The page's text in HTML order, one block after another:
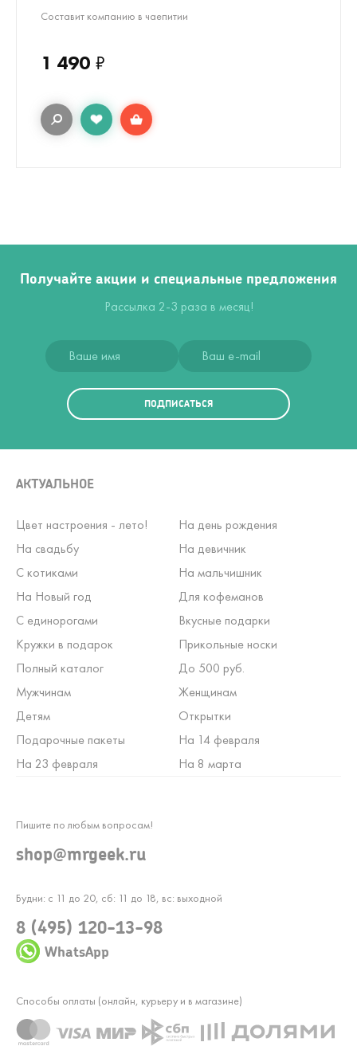
Составит компанию в чаепитии
1 490 ₽
Получайте акции и специальные предложения
Рассылка 2-3 раза в месяц!
ПОДПИСАТЬСЯ
АКТУАЛЬНОЕ
Цвет настроения - лето!
На день рождения
На свадьбу
На девичник
С котиками
На мальчишник
На Новый год
Для кофеманов
С единорогами
Вкусные подарки
Кружки в подарок
Прикольные носки
Полный каталог
До 500 руб.
Мужчинам
Женщинам
Детям
Открытки
Подарочные пакеты
На 14 февраля
На 23 февраля
На 8 марта
Будни: с 11 до 20, сб: 11 до 18, вс: выходной
8 (495) 120-13-98
WhatsApp
Пишите по любым вопросам!
shop@mrgeek.ru
Способы оплаты (онлайн, курьеру и в магазине)